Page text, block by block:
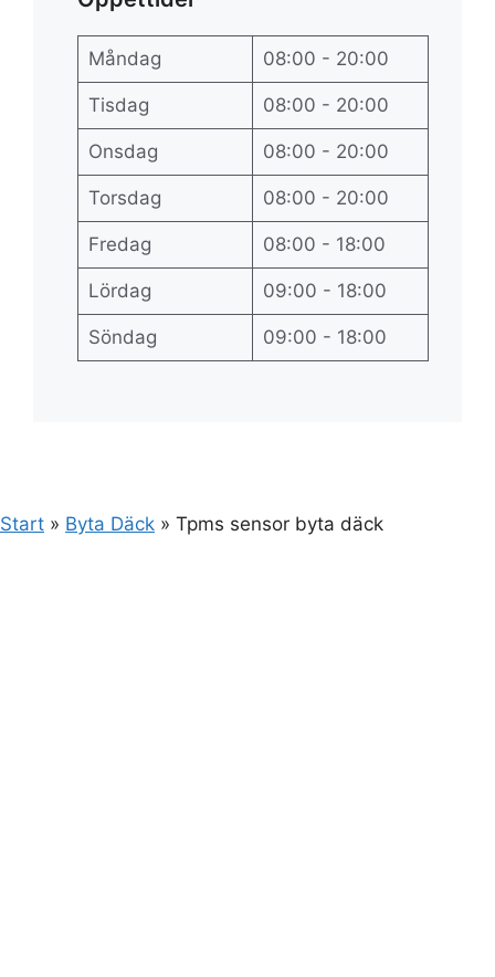
Måndag 08:00 - 20:00
Tisdag 08:00 - 20:00
Onsdag 08:00 - 20:00
Torsdag 08:00 - 20:00
Fredag 08:00 - 18:00
Lördag 09:00 - 18:00
Söndag 09:00 - 18:00
Start » Byta Däck » Tpms sensor byta däck